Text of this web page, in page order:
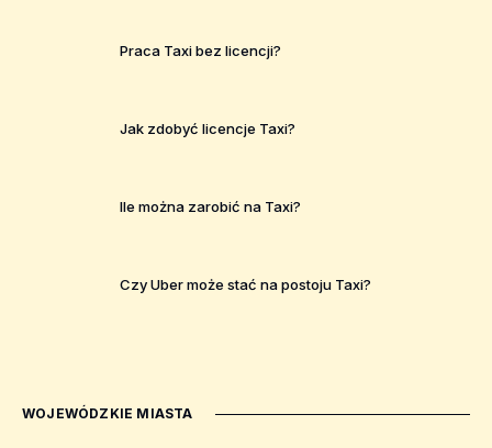
Praca Taxi bez licencji?
Jak zdobyć licencje Taxi?
Ile można zarobić na Taxi?
Czy Uber może stać na postoju Taxi?
WOJEWÓDZKIE MIASTA